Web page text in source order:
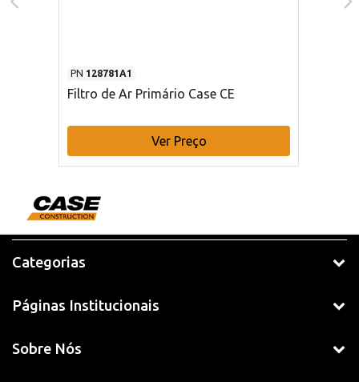
PN 128781A1
Filtro de Ar Primário Case CE
Ver Preço
Categorias
Páginas Institucionais
Sobre Nós